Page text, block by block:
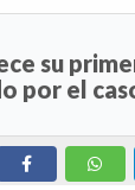
su
por el